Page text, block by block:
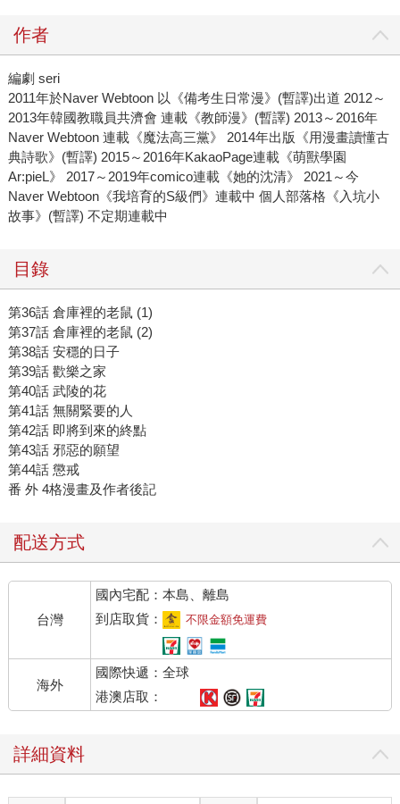
作者
編劇 seri
2011年於Naver Webtoon 以《備考生日常漫》(暫譯)出道 2012～
2013年韓國教職員共濟會 連載《教師漫》(暫譯) 2013～2016年
Naver Webtoon 連載《魔法高三黨》 2014年出版《用漫畫讀懂古
典詩歌》(暫譯) 2015～2016年KakaoPage連載《萌獸學園
Ar:pieL》 2017～2019年comico連載《她的沈清》 2021～今
Naver Webtoon《我培育的S級們》連載中 個人部落格《入坑小
故事》(暫譯) 不定期連載中
目錄
第36話 倉庫裡的老鼠 (1)
第37話 倉庫裡的老鼠 (2)
第38話 安穩的日子
第39話 歡樂之家
第40話 武陵的花
第41話 無關緊要的人
第42話 即將到來的終點
第43話 邪惡的願望
第44話 懲戒
番 外 4格漫畫及作者後記
配送方式
台灣
國內宅配：本島、離島
到店取貨：
不限金額免運費
海外
國際快遞：全球
港澳店取：
詳細資料